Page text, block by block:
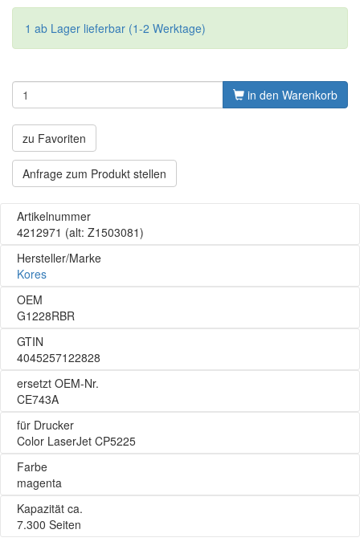
1 ab Lager lieferbar (1-2 Werktage)
in den Warenkorb
zu Favoriten
Anfrage zum Produkt stellen
Artikelnummer
4212971 (alt: Z1503081)
Hersteller/Marke
Kores
OEM
G1228RBR
GTIN
4045257122828
ersetzt OEM-Nr.
CE743A
für Drucker
Color LaserJet CP5225
Farbe
magenta
Kapazität ca.
7.300 Seiten